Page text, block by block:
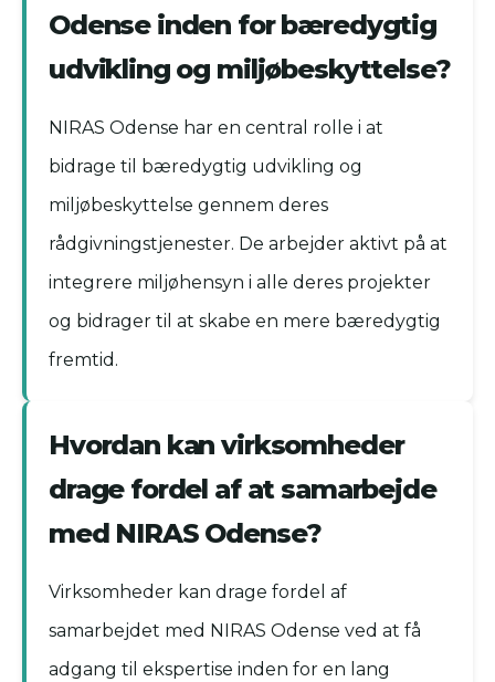
Odense inden for bæredygtig
udvikling og miljøbeskyttelse?
NIRAS Odense har en central rolle i at
bidrage til bæredygtig udvikling og
miljøbeskyttelse gennem deres
rådgivningstjenester. De arbejder aktivt på at
integrere miljøhensyn i alle deres projekter
og bidrager til at skabe en mere bæredygtig
fremtid.
Hvordan kan virksomheder
drage fordel af at samarbejde
med NIRAS Odense?
Virksomheder kan drage fordel af
samarbejdet med NIRAS Odense ved at få
adgang til ekspertise inden for en lang